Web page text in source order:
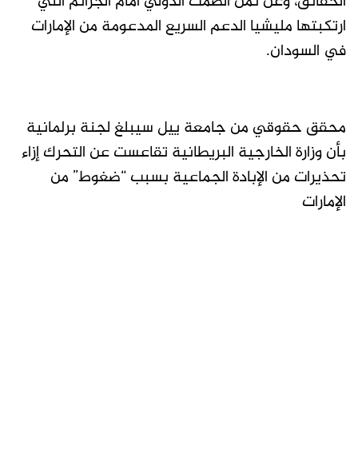
ارتكبتها مليشيا الدعم السريع المدعومة من الإمارات
في السودان.
محقق حقوقي من جامعة ييل سيبلغ لجنة برلمانية
بأن وزارة الخارجية البريطانية تقاعست عن التحرك إزاء
تحذيرات من الإبادة الجماعية بسبب “ضغوط” من
الإمارات